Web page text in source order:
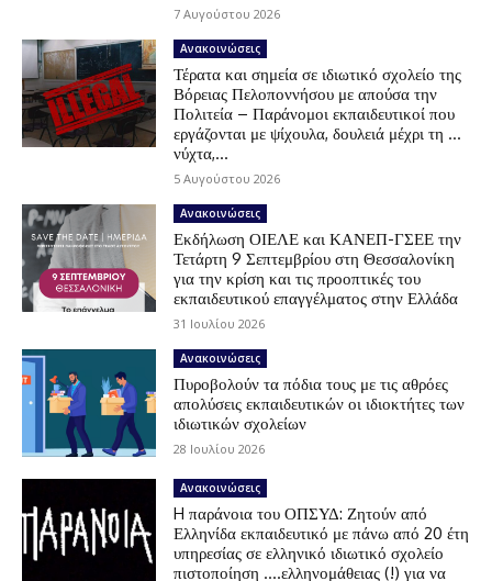
7 Αυγούστου 2026
Ανακοινώσεις
Τέρατα και σημεία σε ιδιωτικό σχολείο της
Βόρειας Πελοποννήσου με απούσα την
Πολιτεία – Παράνομοι εκπαιδευτικοί που
εργάζονται με ψίχουλα, δουλειά μέχρι τη …
νύχτα,...
5 Αυγούστου 2026
Ανακοινώσεις
Εκδήλωση ΟΙΕΛΕ και ΚΑΝΕΠ-ΓΣΕΕ την
Τετάρτη 9 Σεπτεμβρίου στη Θεσσαλονίκη
για την κρίση και τις προοπτικές του
εκπαιδευτικού επαγγέλματος στην Ελλάδα
31 Ιουλίου 2026
Ανακοινώσεις
Πυροβολούν τα πόδια τους με τις αθρόες
απολύσεις εκπαιδευτικών οι ιδιοκτήτες των
ιδιωτικών σχολείων
28 Ιουλίου 2026
Ανακοινώσεις
H παράνοια του ΟΠΣΥΔ: Ζητούν από
Ελληνίδα εκπαιδευτικό με πάνω από 20 έτη
υπηρεσίας σε ελληνικό ιδιωτικό σχολείο
πιστοποίηση ….ελληνομάθειας (!) για να